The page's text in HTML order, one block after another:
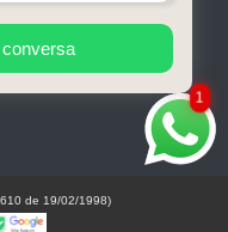
1
de 19/02/1998)